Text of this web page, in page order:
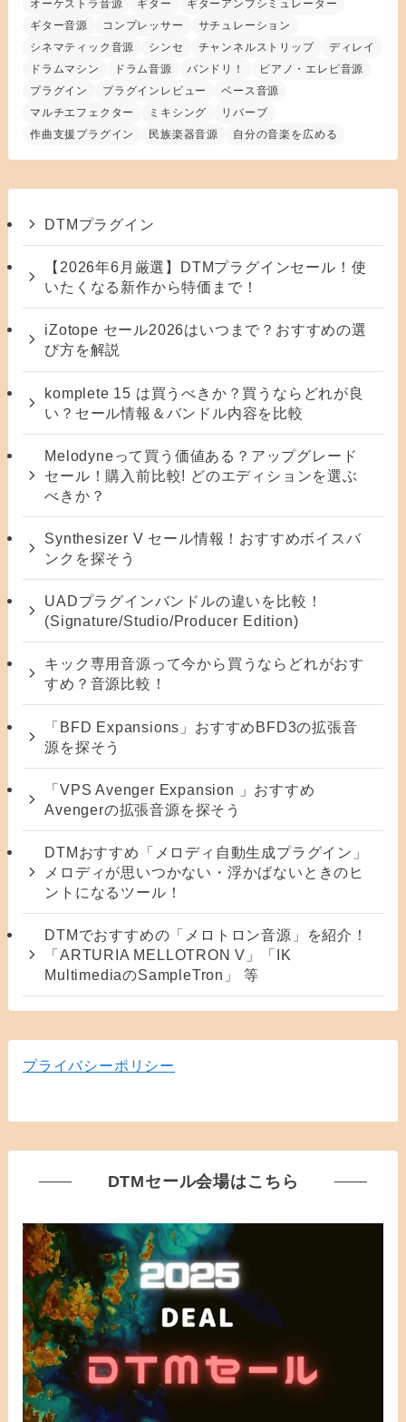
オーケストラ音源 ギター
ギターアンプシミュレーター
ギター音源
コンプレッサー
サチュレーション
シネマティック音源
シンセ チャンネルストリップ
ディレイ
ドラムマシン
ドラム音源 バンドリ！
ピアノ・エレピ音源
プラグイン
プラグインレビュー
ベース音源
マルチエフェクター
ミキシング
リバーブ
作曲支援プラグイン
民族楽器音源 自分の音楽を広める
DTMプラグイン
【2026年6月厳選】DTMプラグインセール！使
いたくなる新作から特価まで！
iZotope セール2026はいつまで？おすすめの選
び方を解説
komplete 15 は買うべきか？買うならどれが良
い？セール情報＆バンドル内容を比較
Melodyneって買う価値ある？アップグレード
セール！購入前比較! どのエディションを選ぶ
べきか？
Synthesizer V セール情報！おすすめボイスバ
ンクを探そう
UADプラグインバンドルの違いを比較！
(Signature/Studio/Producer Edition)
キック専用音源って今から買うならどれがおす
すめ？音源比較！
「BFD Expansions」おすすめBFD3の拡張音
源を探そう
「VPS Avenger Expansion 」おすすめ
Avengerの拡張音源を探そう
DTMおすすめ「メロディ自動生成プラグイン」
メロディが思いつかない・浮かばないときのヒ
ントになるツール！
DTMでおすすめの「メロトロン音源」を紹介！
「ARTURIA MELLOTRON V」「IK
MultimediaのSampleTron」 等
プライバシーポリシー
DTMセール会場はこちら